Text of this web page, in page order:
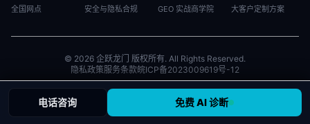
全国网点
安全与隐私合规
GEO 实战商学院
大客户定制方案
© 2026 企跃龙门 版权所有. All Rights Reserved.
隐私政策服务条款皖ICP备2023009619号-12
电话咨询 免费 AI 诊断